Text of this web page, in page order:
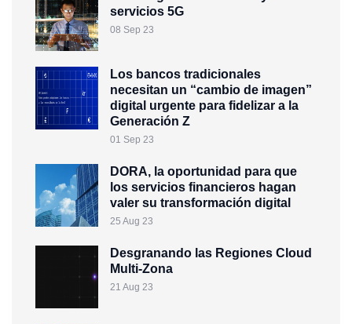
servicios 5G
08 Sep 23
Los bancos tradicionales
necesitan un “cambio de imagen”
digital urgente para fidelizar a la
Generación Z
01 Sep 23
DORA, la oportunidad para que
los servicios financieros hagan
valer su transformación digital
25 Aug 23
Desgranando las Regiones Cloud
Multi-Zona
21 Aug 23